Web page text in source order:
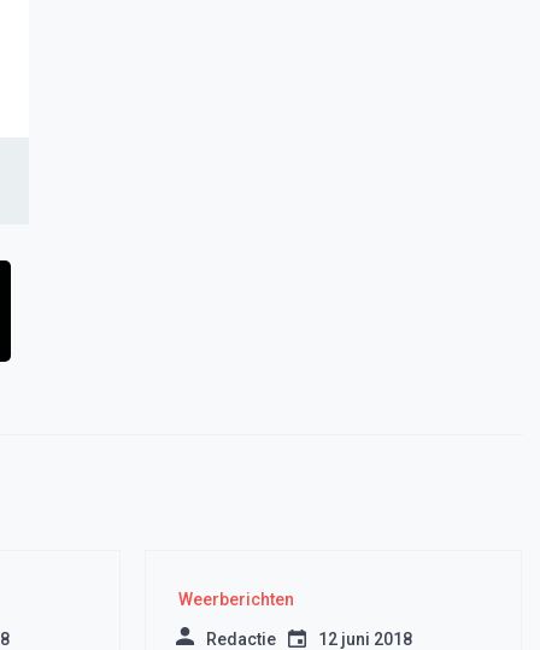
Weerberichten
Redactie 12 juni 2018